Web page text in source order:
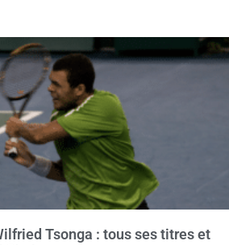
Tsonga : tous ses titres et